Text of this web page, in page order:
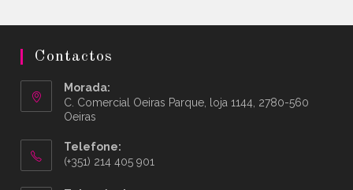
Contactos
Morada:
C. Comercial Oeiras Parque, loja 1144, 2780-560
Oeiras
Telefone:
(+351) 214 405 901